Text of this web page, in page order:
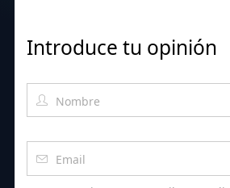
Introduce tu opinión